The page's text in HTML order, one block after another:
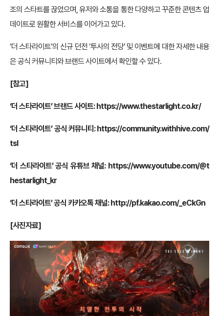
조의 스타트를 끊었으며, 유저와 소통을 통한 다양하고 꾸준한 콘텐츠 업
데이트로 원활한 서비스를 이어가고 있다.
‘더 스타라이트’의 신규 던전 ‘투사의 전당’ 및 이벤트에 대한 자세한 내용
은 공식 커뮤니티와 브랜드 사이트에서 확인할 수 있다.
[참고]
‘더 스타라이트’ 브랜드 사이트:https://www.thestarlight.co.kr/
‘더 스타라이트’ 공식 커뮤니티:https://community.withhive.com/
tsl
‘더 스타라이트’ 공식 유튜브 채널: https://www.youtube.com/@t
hestarlight_kr
‘더 스타라이트’ 공식 카카오톡 채널:http://pf.kakao.com/_eCkGn
[사진자료]